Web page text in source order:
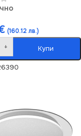
(160.12 лв.)
+ Купи